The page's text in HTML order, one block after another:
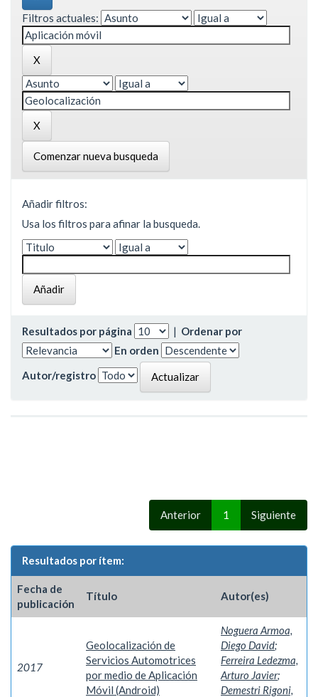
Filtros actuales:
Comenzar nueva busqueda
Añadir filtros:
Usa los filtros para afinar la busqueda.
Resultados por página | Ordenar por
En orden
Autor/registro
Anterior 1 Siguiente
Resultados por ítem:
Fecha de
publicación
Título Autor(es)
2017
Geolocalización de
Servicios Automotrices
por medio de Aplicación
Móvil (Android)
Noguera Armoa,
Diego David;
Ferreira Ledezma,
Arturo Javier;
Demestri Rigoni,